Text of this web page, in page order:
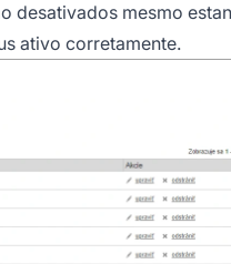
desativados mesmo
ativo corretamente.